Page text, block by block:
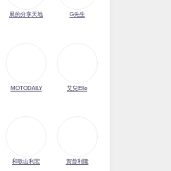
展的分享天地 G先生
MOTODAILY 艾兒Elle
和歌山利宏 賀曾利隆